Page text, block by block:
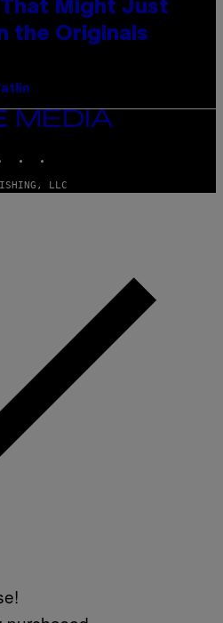
Might Just
the Originals
LLC